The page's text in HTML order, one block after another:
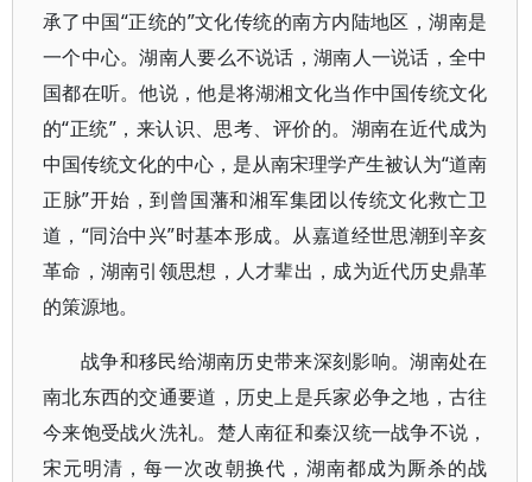
承了中国“正统的”文化传统的南方内陆地区，湖南是
一个中心。湖南人要么不说话，湖南人一说话，全中
国都在听。他说，他是将湖湘文化当作中国传统文化
的“正统”，来认识、思考、评价的。湖南在近代成为
中国传统文化的中心，是从南宋理学产生被认为“道南
正脉”开始，到曾国藩和湘军集团以传统文化救亡卫
道，“同治中兴”时基本形成。从嘉道经世思潮到辛亥
革命，湖南引领思想，人才辈出，成为近代历史鼎革
的策源地。
战争和移民给湖南历史带来深刻影响。湖南处在
南北东西的交通要道，历史上是兵家必争之地，古往
今来饱受战火洗礼。楚人南征和秦汉统一战争不说，
宋元明清，每一次改朝换代，湖南都成为厮杀的战